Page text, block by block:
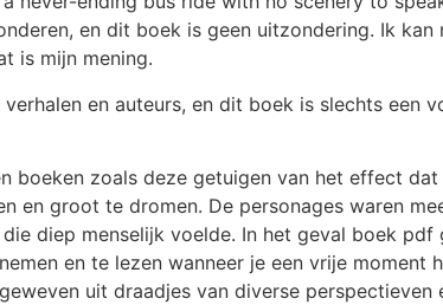
en dit boek is geen uitzondering. Ik
is mijn mening.
en auteurs, en dit boek is slechts een
boeken zoals deze getuigen van het effect
en groot te dromen. De personages waren
diep menselijk voelde. In het geval boek
en te lezen wanneer je een vrije
uit draadjes van diverse